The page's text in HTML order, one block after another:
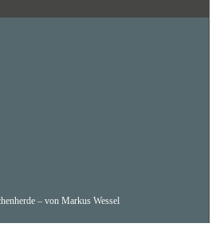
– von Markus Wessel